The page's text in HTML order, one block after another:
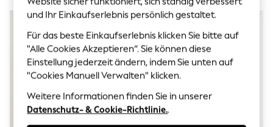
Vests
Boys Holiday Shop
All Swimwear
Ponchos & Toweling sets
Sun Hats & Caps
Polo Shirts
Rash Vests
Shirts
Shorts
Sunsafe Swimwear
und Ihr Einkaufserlebnis persönlich gestaltet.
Für das beste Einkaufserlebnis klicken Sie bitte auf
"Alle Cookies Akzeptieren“. Sie können diese
Einstellung jederzeit ändern, indem Sie unten auf
"Cookies Manuell Verwalten" klicken.
Weitere Informationen finden Sie in unserer
Datenschutz- & Cookie-Richtlinie..